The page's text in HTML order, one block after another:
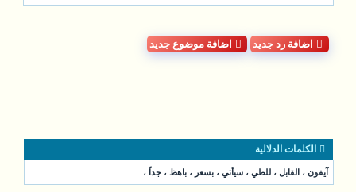
اضافة رد جديد اضافة موضوع جديد
الكلمات الدلالية
آيفون ، القابل ،للطي ،سيأتي ،بسعر ،باهظ ،جداً ،